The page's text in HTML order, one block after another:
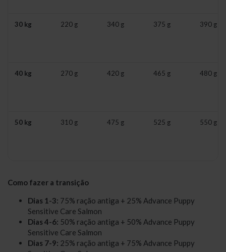
30 kg 220 g 340 g 375 g 390 g
40 kg 270 g 420 g 465 g 480 g
50 kg 310 g 475 g 525 g 550 g
Como fazer a transição
Dias 1-3: 75% ração antiga + 25% Advance Puppy
Sensitive Care Salmon
Dias 4-6: 50% ração antiga + 50% Advance Puppy
Sensitive Care Salmon
Dias 7-9: 25% ração antiga + 75% Advance Puppy